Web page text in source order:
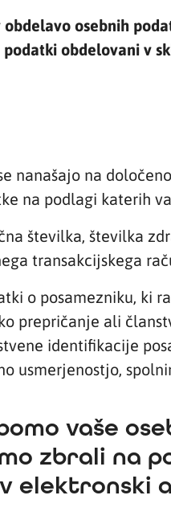
osebnih
obdelovani v
nanašajo na
na podlagi katerih
številka, številka
transakcijskega
o posamezniku, ki
prepričanje ali
identifikacije
usmerjenostjo,
vaše
zbrali na
elektronski